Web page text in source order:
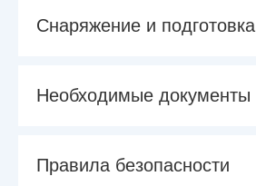
Снаряжение и подготовка
Необходимые документы
Правила безопасности